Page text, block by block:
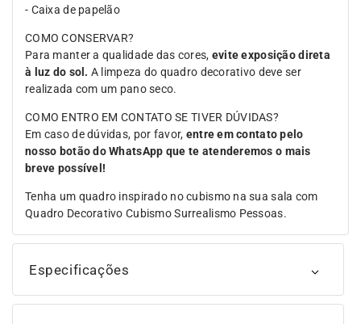
- Caixa de papelão
COMO CONSERVAR?
Para manter a qualidade das cores, evite exposição direta
à luz do sol. A limpeza do quadro decorativo deve ser
realizada com um pano seco.
COMO ENTRO EM CONTATO SE TIVER DÚVIDAS?
Em caso de dúvidas, por favor, entre em contato pelo
nosso botão do WhatsApp que te atenderemos o mais
breve possível!
Tenha um quadro inspirado no cubismo na sua sala com
Quadro Decorativo Cubismo Surrealismo Pessoas.
Especificações